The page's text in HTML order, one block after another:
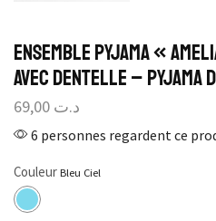
Ensemble Pyjama «
avec Dentelle – Pyjama
د.ت
6 personnes regardent ce
Couleur